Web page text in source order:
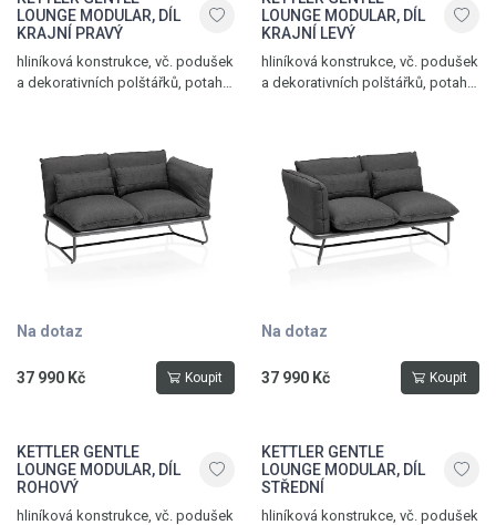
LOUNGE MODULAR, DÍL
KRAJNÍ PRAVÝ
hliníková konstrukce, vč. podušek
a dekorativních polštářků, potah
Na dotaz
37 990 Kč Koupit
LOUNGE MODULAR, DÍL
KRAJNÍ LEVÝ
hliníková konstrukce, vč. podušek
a dekorativních polštářků, potah
Na dotaz
37 990 Kč Koupit
KETTLER GENTLE
LOUNGE MODULAR, DÍL
ROHOVÝ
hliníková konstrukce, vč. podušek
KETTLER GENTLE
LOUNGE MODULAR, DÍL
STŘEDNÍ
hliníková konstrukce, vč. podušek